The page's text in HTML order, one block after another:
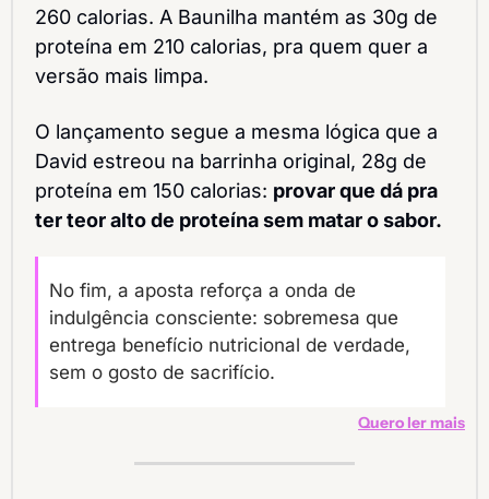
260 calorias. A Baunilha mantém as 30g de
proteína em 210 calorias, pra quem quer a
versão mais limpa.
O lançamento segue a mesma lógica que a
David estreou na barrinha original, 28g de
proteína em 150 calorias: provar que dá pra
ter teor alto de proteína sem matar o sabor.
No fim, a aposta reforça a onda de
indulgência consciente: sobremesa que
entrega benefício nutricional de verdade,
sem o gosto de sacrifício.
Quero ler mais